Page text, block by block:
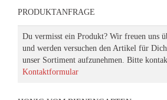
PRODUKTANFRAGE
Du vermisst ein Produkt? Wir freuen uns
und werden versuchen den Artikel für
unser Sortiment aufzunehmen. Bitte
Kontaktformular